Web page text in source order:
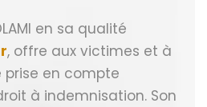
en sa qualité
, offre aux victimes et à
prise en compte
à indemnisation. Son